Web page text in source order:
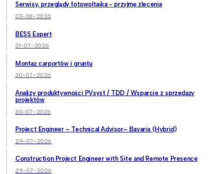
Serwisy, przeglądy fotowoltaika - przyjmę zlecenia
03-08-2026
BESS Expert
31-07-2026
Montaż carportów i gruntu
30-07-2026
Analizy produktywności PVsyst / TDD / Wsparcie z sprzedaży
projektów
30-07-2026
Project Engineer – Technical Advisor– Bavaria (Hybrid)
29-07-2026
Construction Project Engineer with Site and Remote Presence
29-07-2026